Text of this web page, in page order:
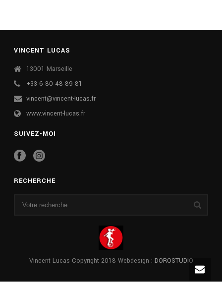
VINCENT LUCAS
13001 Marseille
+33 6 80 48 89 81
vincent@vincent-lucas.fr
www.vincent-lucas.fr
SUIVEZ-MOI
RECHERCHE
Vincent Lucas Copyright 2018 Webdesign : DOROSTUDIO